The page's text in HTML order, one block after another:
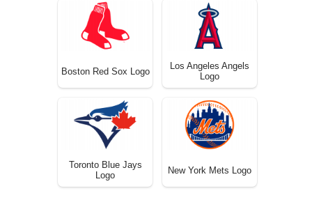
Boston Red Sox Logo
Los Angeles Angels
Logo
Toronto Blue Jays
Logo
New York Mets Logo